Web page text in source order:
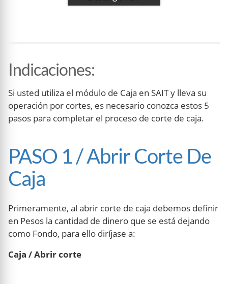
Indicaciones:
Si usted utiliza el módulo de Caja en SAIT y lleva su
operación por cortes, es necesario conozca estos 5
pasos para completar el proceso de corte de caja.
PASO 1 / Abrir Corte De
Caja
Primeramente, al abrir corte de caja debemos definir
en Pesos la cantidad de dinero que se está dejando
como Fondo, para ello diríjase a:
Caja / Abrir corte